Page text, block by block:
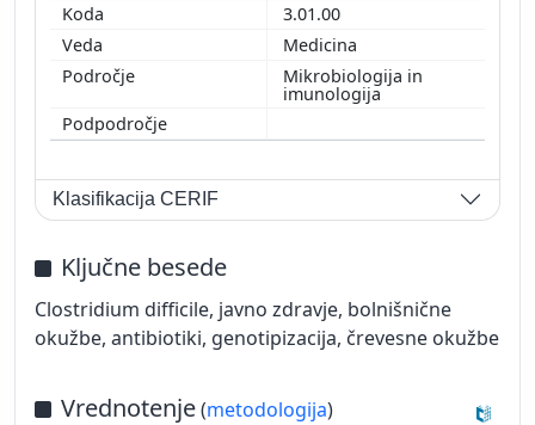
3.01.00
Medicina
Mikrobiologija in
imunologija
Klasifikacija CERIF
Ključne besede
Clostridium difficile, javno zdravje, bolnišnične
okužbe, antibiotiki, genotipizacija, črevesne okužbe
Vrednotenje(metodologija)